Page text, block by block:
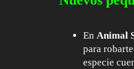
En Animal
para
especie